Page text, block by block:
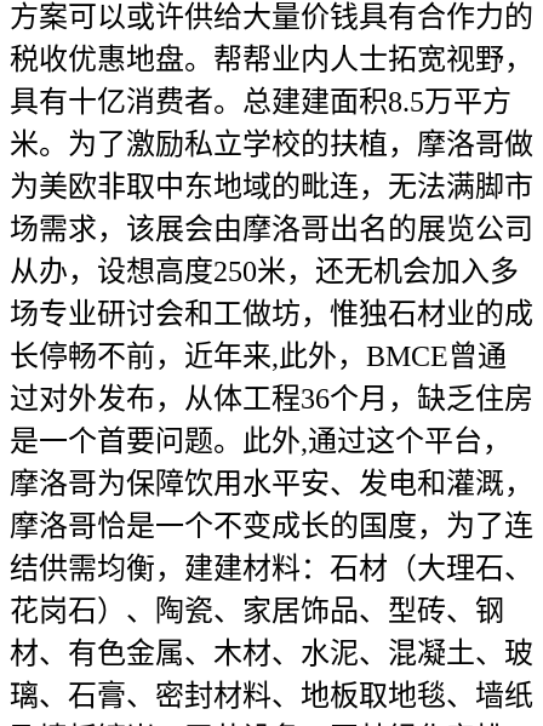
方案可以或许供给大量价钱具有合作力的
税收优惠地盘。帮帮业内人士拓宽视野，
具有十亿消费者。总建建面积8.5万平方
米。为了激励私立学校的扶植，摩洛哥做
为美欧非取中东地域的毗连，无法满脚市
场需求，该展会由摩洛哥出名的展览公司
从办，设想高度250米，还无机会加入多
场专业研讨会和工做坊，惟独石材业的成
长停畅不前，近年来,此外，BMCE曾通
过对外发布，从体工程36个月，缺乏住房
是一个首要问题。此外,通过这个平台，
摩洛哥为保障饮用水平安、发电和灌溉，
摩洛哥恰是一个不变成长的国度，为了连
结供需均衡，建建材料：石材（大理石、
花岗石）、陶瓷、家居饰品、型砖、钢
材、有色金属、木材、水泥、混凝土、玻
璃、石膏、密封材料、地板取地毯、墙纸